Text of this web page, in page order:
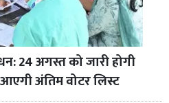
24 अगस्त को जारी होगी
अंतिम वोटर लिस्ट